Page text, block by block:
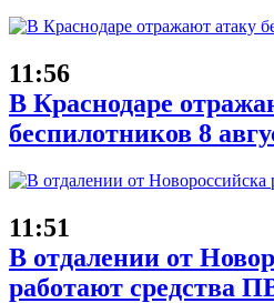
11:56
В Краснодаре
беспилотников 8
11:51
В отдалении от
работают средства